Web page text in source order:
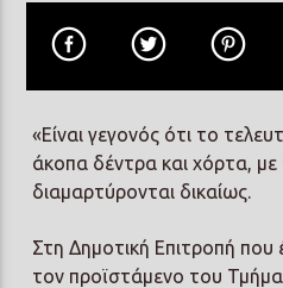
«Είναι γεγονός ότι το
άκοπα δέντρα και χόρτα, με
διαμαρτύρονται δικαίως.
Στη Δημοτική Επιτροπή που
τον προϊστάμενο του